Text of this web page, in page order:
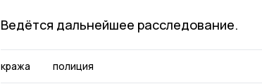
Ведётся дальнейшее расследование.
кража полиция